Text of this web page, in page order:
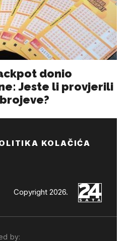
KOLAČIĆA
Copyright 2026.
by: